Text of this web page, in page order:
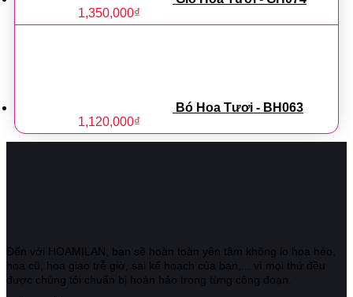
1,350,000₫
Bó Hoa Tươi - BH063
1,120,000₫
Đến với HOAMILAN, bạn sẽ hoàn toàn yên tâm không lo hoa héo,
hoa cũ, hoa giao trễ giờ, sai kế hoạch của bạn,... vì mọi thứ đều
được chúng tôi chuẩn bị hoàn hảo trong từng công đoạn.